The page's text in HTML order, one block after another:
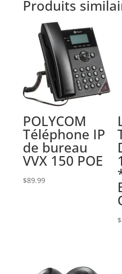
Produits
POLYCOM
Téléphone IP
de bureau
VVX 150 POE
$89.99
$